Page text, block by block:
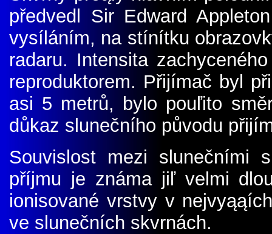
předvedl Sir Edward
vysíláním, na stínítku
radaru. Intensita
reproduktorem. Přijímač byl
asi 5 metrů, bylo pouľito
důkaz slunečního původu
Souvislost mezi slunečními
příjmu je známa jiľ velmi
ionisované vrstvy v
ve slunečních skvrnách.